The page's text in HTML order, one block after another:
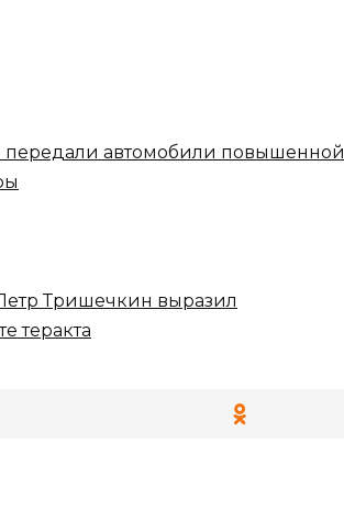
автомобили повышенной
Тришечкин выразил
теракта